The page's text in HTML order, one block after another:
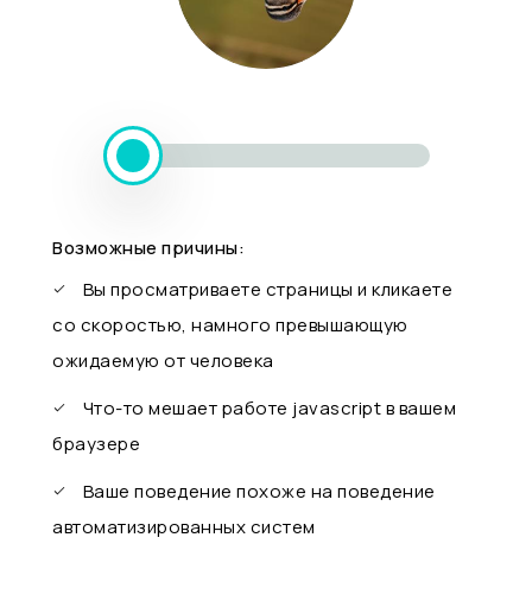
Возможные причины:
Вы просматриваете страницы и кликаете
со скоростью, намного превышающую
ожидаемую от человека
Что-то мешает работе javascript в вашем
браузере
Ваше поведение похоже на поведение
автоматизированных систем